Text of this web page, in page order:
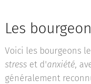
Les
Voici les bourgeons
stress et d'anxiété,
généralement